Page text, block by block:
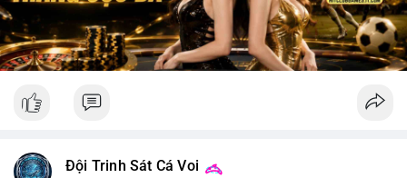
Đội Trinh Sát Cá Voi